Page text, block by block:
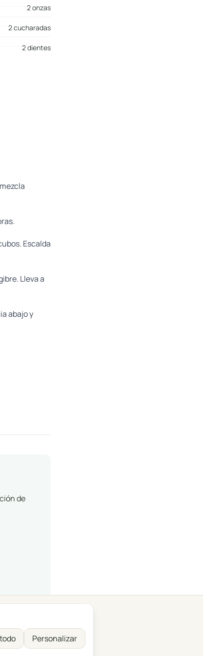
2 onzas
2 cucharadas
2 dientes
Escalda
Lleva a
abajo y
de
Italiano Español
Personalizar